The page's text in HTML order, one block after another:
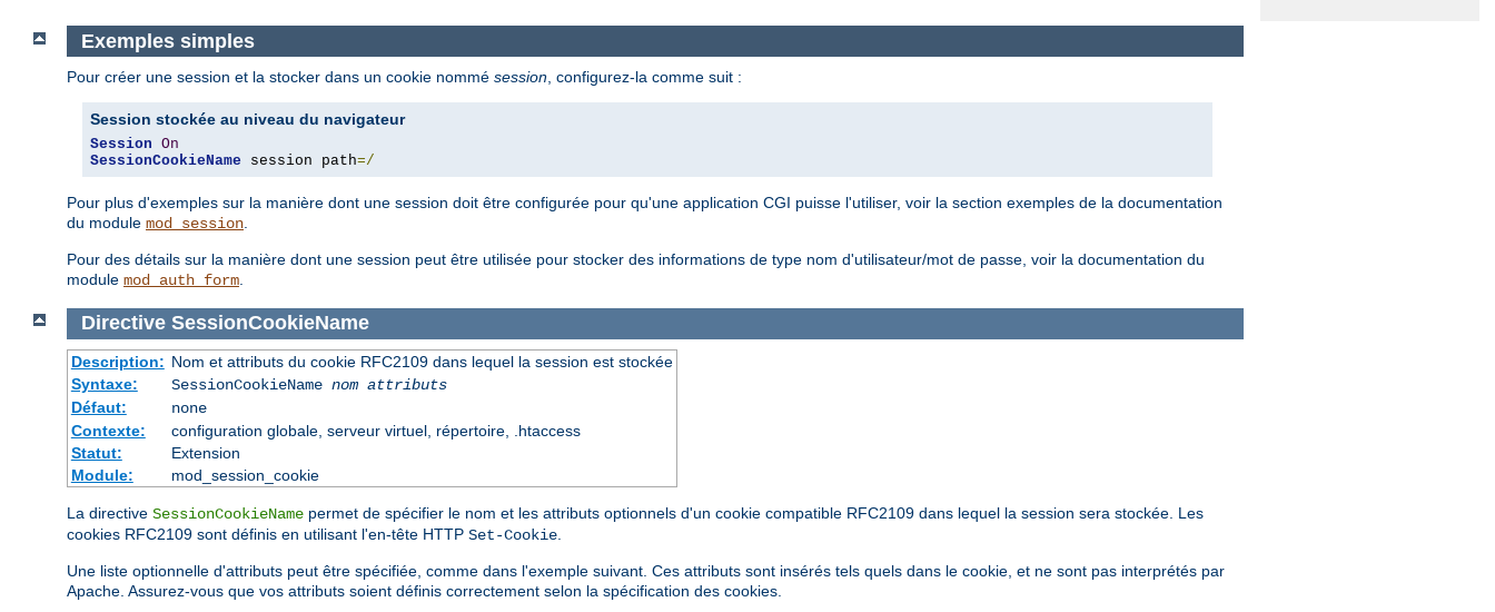
Exemples simples
Pour créer une session et la stocker dans un cookie nommé session, configurez-la comme suit :
Session stockée au niveau du navigateur
Session On
SessionCookieName session path=/
Pour plus d'exemples sur la manière dont une session doit être configurée pour qu'une application CGI puisse l'utiliser, voir la section exemples de la documentation
du module mod_session.
Pour des détails sur la manière dont une session peut être utilisée pour stocker des informations de type nom d'utilisateur/mot de passe, voir la documentation du
module mod_auth_form.
Directive SessionCookieName
Description: Nom et attributs du cookie RFC2109 dans lequel la session est stockée
Syntaxe:
SessionCookieName nom attributs
Défaut:
none
Contexte:
configuration globale, serveur virtuel, répertoire, .htaccess
Statut:
Extension
Module:
mod_session_cookie
La directive SessionCookieName permet de spécifier le nom et les attributs optionnels d'un cookie compatible RFC2109 dans lequel la session sera stockée. Les
cookies RFC2109 sont définis en utilisant l'en-tête HTTP Set-Cookie
Une liste optionnelle d'attributs peut être spécifiée, comme dans l'exemple suivant. Ces attributs sont insérés tels quels dans le cookie, et ne sont pas interprétés par
Apache. Assurez-vous que vos attributs soient définis correctement selon la spécification des cookies.